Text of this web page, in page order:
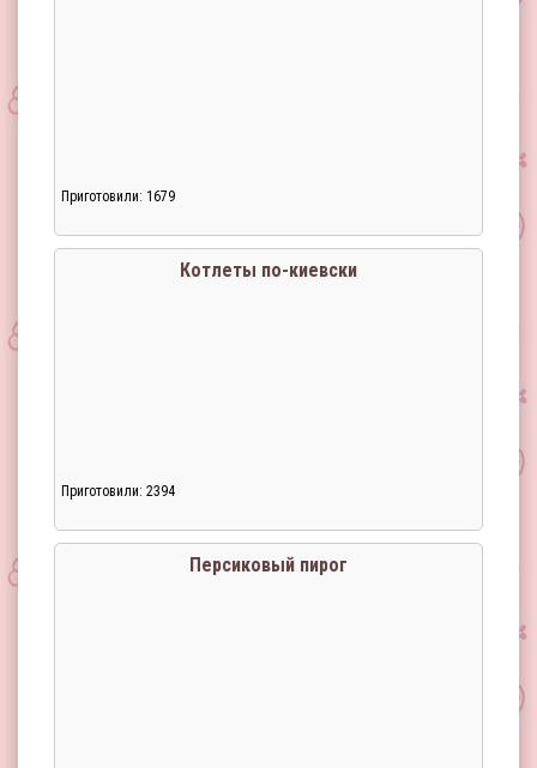
Приготовили: 1679
Котлеты по-киевски
Приготовили: 2394
Персиковый пирог